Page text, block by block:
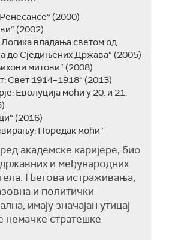
(2000)
(2002)
владања светом од
до Сједињених Држава“ (2005)
митови“ (2008)
Свет 1914–1918“ (2013)
Еволуција моћи у 20. и 21.
(2016)
Поредак моћи“
академске каријере, био
и међународних
Његова истраживања,
и политички
имају значајан утицај
немачке стратешке